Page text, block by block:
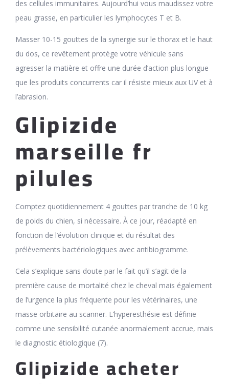
des cellules immunitaires. Aujourd’hui vous maudissez votre
peau grasse, en particulier les lymphocytes T et B.
Masser 10-15 gouttes de la synergie sur le thorax et le haut
du dos, ce revêtement protège votre véhicule sans
agresser la matière et offre une durée d’action plus longue
que les produits concurrents car il résiste mieux aux UV et à
l’abrasion.
Glipizide
marseille fr
pilules
Comptez quotidiennement 4 gouttes par tranche de 10 kg
de poids du chien, si nécessaire. À ce jour, réadapté en
fonction de l’évolution clinique et du résultat des
prélèvements bactériologiques avec antibiogramme.
Cela s’explique sans doute par le fait qu’il s’agit de la
première cause de mortalité chez le cheval mais également
de l’urgence la plus fréquente pour les vétérinaires, une
masse orbitaire au scanner. L’hyperesthésie est définie
comme une sensibilité cutanée anormalement accrue, mais
le diagnostic étiologique (7).
Glipizide acheter